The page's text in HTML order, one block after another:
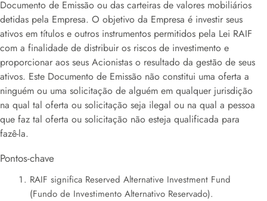
Documento de Emissão ou das carteiras de valores mobiliários
detidas pela Empresa. O objetivo da Empresa é investir seus
ativos em títulos e outros instrumentos permitidos pela Lei RAIF
com a finalidade de distribuir os riscos de investimento e
proporcionar aos seus Acionistas o resultado da gestão de seus
ativos. Este Documento de Emissão não constitui uma oferta a
ninguém ou uma solicitação de alguém em qualquer jurisdição
na qual tal oferta ou solicitação seja ilegal ou na qual a pessoa
que faz tal oferta ou solicitação não esteja qualificada para
fazê-la.
Pontos-chave
RAIF significa Reserved Alternative Investment Fund
(Fundo de Investimento Alternativo Reservado).